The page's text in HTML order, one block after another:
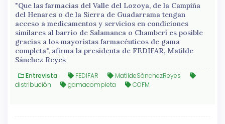
"Que las farmacias del Valle del Lozoya, de la Campiña
del Henares o de la Sierra de Guadarrama tengan
acceso a medicamentos y servicios en condiciones
similares al barrio de Salamanca o Chamberí es posible
gracias a los mayoristas farmacéuticos de gama
completa", afirma la presidenta de FEDIFAR, Matilde
Sánchez Reyes
Entrevista FEDIFAR
MatildeSánchezReyes
distribución
gamacompleta COFM